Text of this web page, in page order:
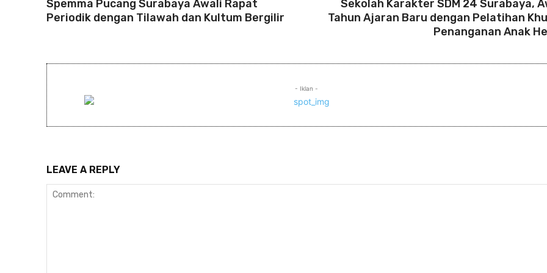
Spemma Pucang Surabaya Awali Rapat
Periodik dengan Tilawah dan Kultum Bergilir
Sekolah Karakter SDM 24 Surabaya,
Tahun Ajaran Baru dengan Pelatihan
Penanganan Anak
- Iklan -
LEAVE A REPLY